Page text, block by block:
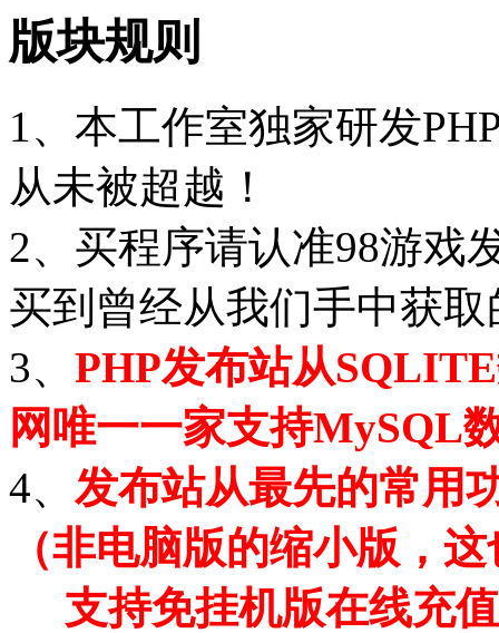
版块规则
1、本工作室独家研发
从未被超越！
2、买程序请认准98游戏
买到曾经从我们手中获
3、 PHP发布站从
网唯一一家支持MySQL
4、 发布站从最先的常用
（非电脑版的缩小版，
支持免挂机版在线充